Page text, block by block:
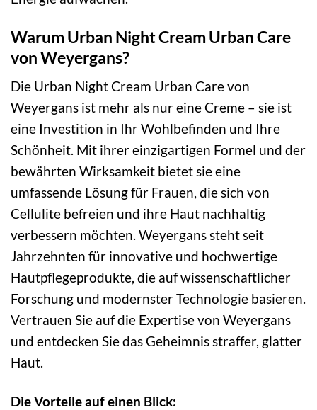
Warum Urban Night Cream Urban Care
von Weyergans?
Die Urban Night Cream Urban Care von
Weyergans ist mehr als nur eine Creme – sie ist
eine Investition in Ihr Wohlbefinden und Ihre
Schönheit. Mit ihrer einzigartigen Formel und der
bewährten Wirksamkeit bietet sie eine
umfassende Lösung für Frauen, die sich von
Cellulite befreien und ihre Haut nachhaltig
verbessern möchten. Weyergans steht seit
Jahrzehnten für innovative und hochwertige
Hautpflegeprodukte, die auf wissenschaftlicher
Forschung und modernster Technologie basieren.
Vertrauen Sie auf die Expertise von Weyergans
und entdecken Sie das Geheimnis straffer, glatter
Haut.
Die Vorteile auf einen Blick: